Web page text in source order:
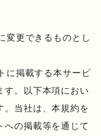
変更できるものとし
に掲載する本サービ
す。以下本項におい
。当社は、本規約を
の掲載等を通じて